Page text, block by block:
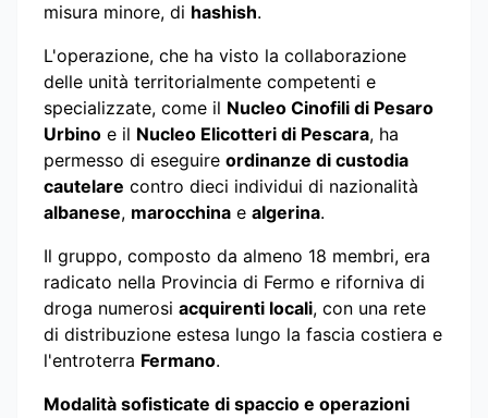
misura minore, di hashish.
L'operazione, che ha visto la collaborazione
delle unità territorialmente competenti e
specializzate, come il Nucleo Cinofili di Pesaro
Urbino e il Nucleo Elicotteri di Pescara, ha
permesso di eseguire ordinanze di custodia
cautelare contro dieci individui di nazionalità
albanese, marocchina e algerina.
Il gruppo, composto da almeno 18 membri, era
radicato nella Provincia di Fermo e riforniva di
droga numerosi acquirenti locali, con una rete
di distribuzione estesa lungo la fascia costiera e
l'entroterra Fermano.
Modalità sofisticate di spaccio e operazioni